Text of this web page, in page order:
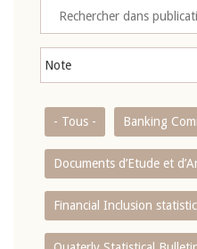
- Tous - Banking
Documents d’Etude et
Financial Inclusion